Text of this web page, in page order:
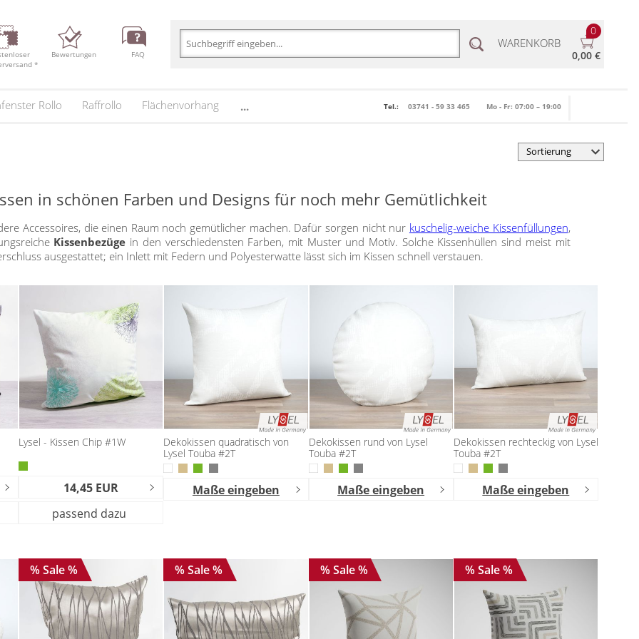
*
Bewertungen FAQ
0
WARENKORB
0,00 €
Rollo Raffrollo Flächenvorhang ... Tel.: 03741 - 59 33 465 Mo - Fr: 07:00 – 19:00
in schönen Farben und Designs für noch mehr Gemütlichkeit
Accessoires, die einen Raum noch gemütlicher machen. Dafür sorgen nicht nur kuschelig-weiche Kissenfüllungen,
Kissenbezüge in den verschiedensten Farben, mit Muster und Motiv. Solche Kissenhüllen sind meist mit
ausgestattet; ein Inlett mit Federn und Polyesterwatte lässt sich im Kissen schnell verstauen.
Lysel - Kissen Chip #1W
14,45 EUR
passend dazu
Dekokissen quadratisch von
Lysel Touba #2T
Maße eingeben
Dekokissen rund von Lysel
Touba #2T
Maße eingeben
Dekokissen rechteckig von Lysel
Touba #2T
Maße eingeben
% Sale % % Sale % % Sale % % Sale %